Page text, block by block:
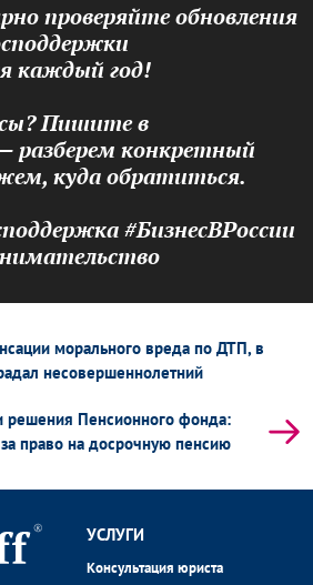
проверяйте обновления
каждый год!
Пишите в
разберем конкретный
куда обратиться.
#БизнесВРоссии
морального вреда по ДТП, в
несовершеннолетний
решения Пенсионного фонда:
право на досрочную пенсию
УСЛУГИ
Консультация юриста